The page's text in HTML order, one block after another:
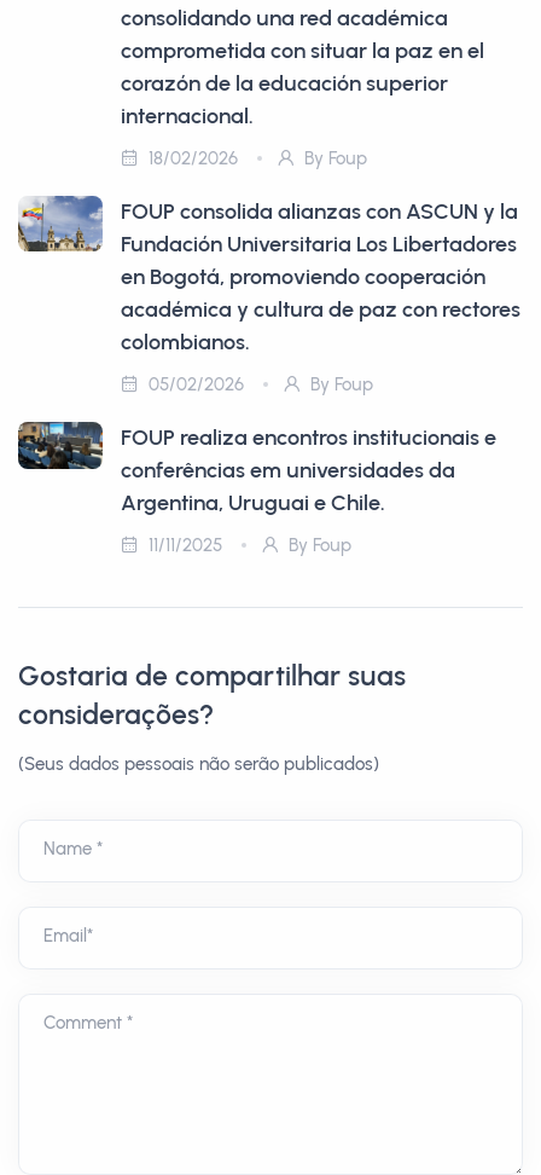
consolidando una red académica
comprometida con situar la paz en el
corazón de la educación superior
internacional.
18/02/2026 By Foup
FOUP consolida alianzas con ASCUN y la
Fundación Universitaria Los Libertadores
en Bogotá, promoviendo cooperación
académica y cultura de paz con rectores
colombianos.​​​​​​​​​​​​​​​​
05/02/2026 By Foup
FOUP realiza encontros institucionais e
conferências em universidades da
Argentina, Uruguai e Chile.
11/11/2025 By Foup
Gostaria de compartilhar suas
considerações?
(Seus dados pessoais não serão publicados)
Name *
Email*
Comment *